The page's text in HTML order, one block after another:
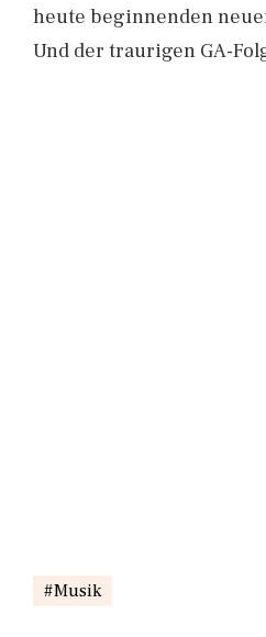
heute beginnenden
Und der traurigen GA-
Musik